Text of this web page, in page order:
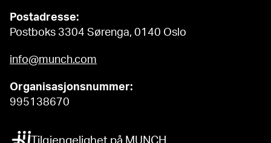
Postadresse:
Postboks 3304 Sørenga, 0140 Oslo
info@munch.com
Organisasjonsnummer:
995138670